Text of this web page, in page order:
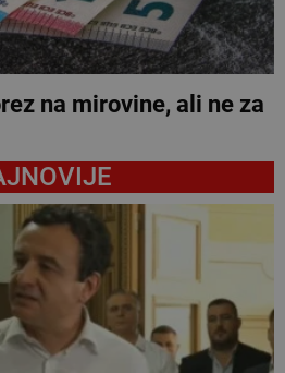
na mirovine, ali ne za